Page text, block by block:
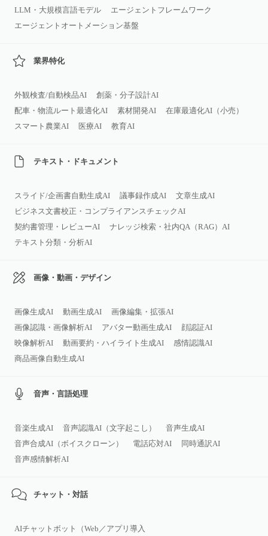
LLM・大規模言語モデル
エージェントフレームワーク
エージェントオートメーション基盤
業界特化
外観検査/自動検品AI
創薬・分子設計AI
配車・物流ルート最適化AI
素材開発AI
在庫最適化AI（小売）
スマート農業AI
医療AI 教育AI
テキスト・ドキュメント
スライド/企画書自動生成AI 議事録作成AI
文章生成AI
ビジネス文書校正・コンプライアンスチェックAI
契約書管理・レビューAI
ナレッジ検索・社内QA（RAG）AI
テキスト分類・分析AI
画像・動画・デザイン
画像生成AI 動画生成AI
画像編集・拡張AI
画像認識・画像解析AI
アバター動画生成AI
顔認証AI
映像解析AI
動画要約・ハイライト生成AI
感情認識AI
商品画像自動生成AI
音声・言語処理
音楽生成AI 音声認識AI（文字起こし）
音声生成AI
音声合成AI（ボイスクローン）
電話応対AI
同時通訳AI
音声感情解析AI
チャット・対話
AIチャットボット（Web／アプリ導入